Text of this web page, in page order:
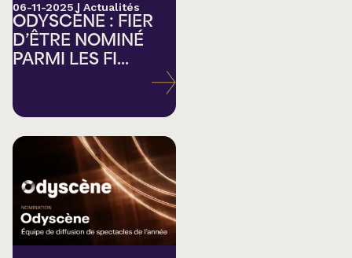
06-11-2025 | Actualités
ODYSCÈNE : FIER
D’ÊTRE NOMINÉ
PARMI LES FI...